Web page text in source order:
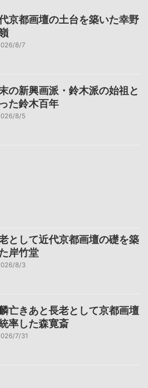
京都画壇の土台を築いた幸野
8/7
の新興画派・鈴木派の始祖と
た鈴木百年
8/5
として近代京都画壇の礎を築
岸竹堂
8/3
亡きあと長老として京都画壇
率した森寛斎
7/31